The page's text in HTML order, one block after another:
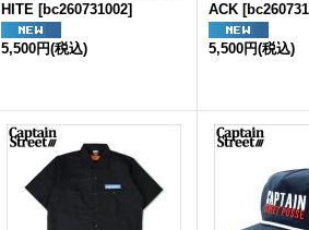
HITE [bc260731002]
5,500円(税込)
ACK [
5,500円(税込)